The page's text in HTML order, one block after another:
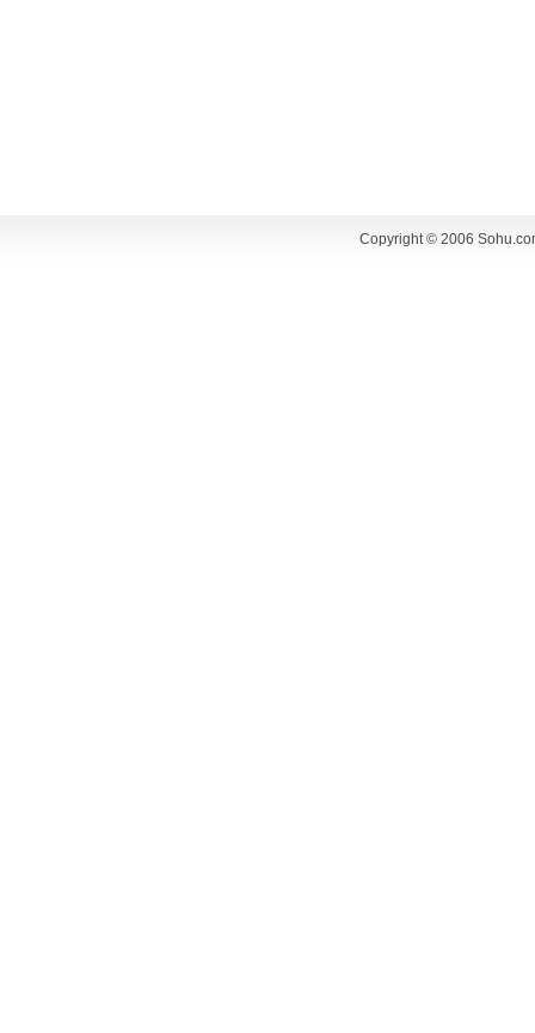
Copyright © 2006